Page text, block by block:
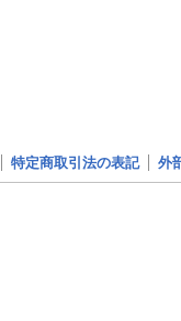
特定商取引法の表記 外